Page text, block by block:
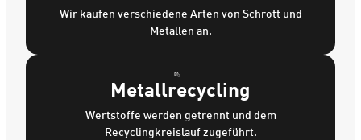
Wir kaufen verschiedene Arten von Schrott und
Metallen an.
Metallrecycling
Wertstoffe werden getrennt und dem
Recyclingkreislauf zugeführt.